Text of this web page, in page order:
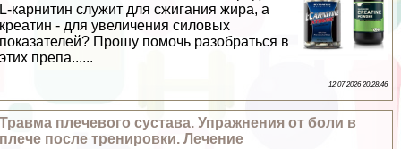
L-карнитин служит для сжигания жира, а
креатин - для увеличения силовых
показателей? Прошу помочь разобраться в
этих препа......
12 07 2026 20:28:46
Травма плечевого сустава. Упражнения от боли в
плече после тренировки. Лечение